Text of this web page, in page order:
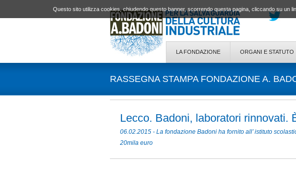
LA FONDAZIONE ORGANI E STATUTO
RASSEGNA STAMPA FONDAZIONE A.
Lecco. Badoni, laboratori rinnovati.
06.02.2015 - La fondazione Badoni ha fornito all’ istituto
20mila euro
Questo sito utilizza cookies, chiudendo questo banner, scorrendo questa pagina, cliccando su un